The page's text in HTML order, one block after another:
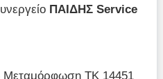
ΠΑΙΔΗΣService
Μεταμόρφωση ΤΚ 14451